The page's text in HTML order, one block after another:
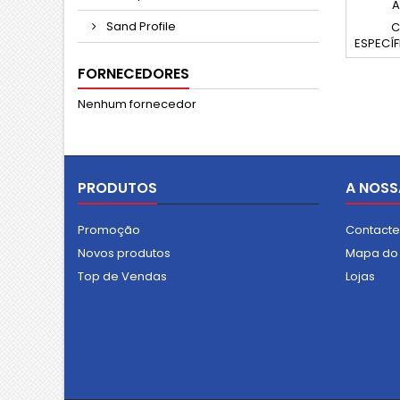
Sand Profile
FORNECEDORES
Nenhum fornecedor
de
Eixo
PRODUTOS
Promoção
Novos produtos
Top de Vendas
A
Mapa do
Lojas